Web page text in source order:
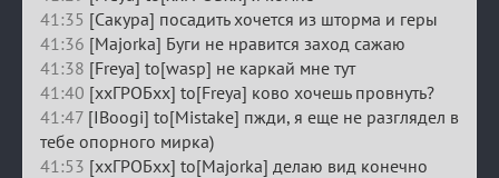
41:35 [Сакура] посадить хочется из шторма и геры
41:36 [Majorka] Буги не нравится заход сажаю
41:38 [Freya] to[wasp] не каркай мне тут
41:40 [ххГРОБхх] to[Freya] ково хочешь провнуть?
41:47 [IBoogi] to[Mistake] пжди, я еще не разглядел в
тебе опорного мирка)
41:53 [ххГРОБхх] to[Majorka] делаю вид конечно